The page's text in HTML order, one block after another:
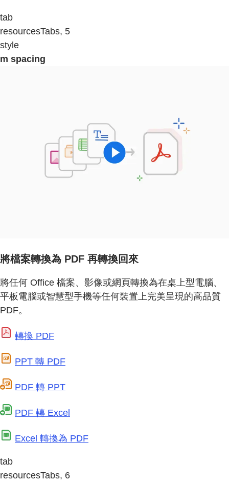
tab
resourcesTabs, 5
style
m spacing
將檔案轉換為 PDF 再轉換回來
將任何 Office 檔案、影像或網頁轉換為在桌上型電腦、
平板電腦或智慧型手機等任何裝置上完美呈現的高品質
PDF。
轉換 PDF
PPT 轉 PDF
PDF 轉 PPT
PDF 轉 Excel
Excel 轉換為 PDF
tab
resourcesTabs, 6